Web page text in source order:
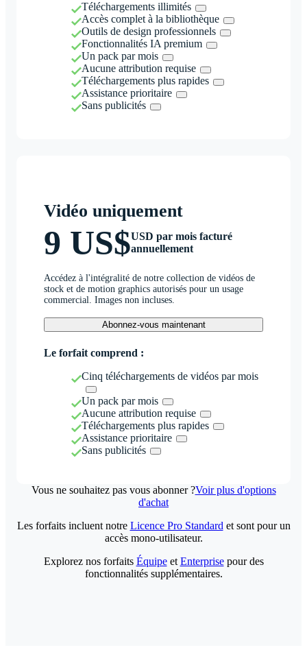
Téléchargements illimités
Accès complet à la bibliothèque
Outils de design professionnels
Fonctionnalités IA premium
Un pack par mois
Aucune attribution requise
Téléchargements plus rapides
Assistance prioritaire
Sans publicités
Vidéo uniquement
9 US$USD par mois facturé
annuellement
Accédez à l'intégralité de notre collection de vidéos de
stock et de motion graphics autorisés pour un usage
commercial. Images non incluses.
Abonnez-vous maintenant
Le forfait comprend :
Cinq téléchargements de vidéos par mois
Un pack par mois
Aucune attribution requise
Téléchargements plus rapides
Assistance prioritaire
Sans publicités
Vous ne souhaitez pas vous abonner ?Voir plus d'options
d'achat
Les forfaits incluent notre Licence Pro Standard et sont pour un
accès mono-utilisateur.
Explorez nos forfaits Équipeet Enterprisepour des
fonctionnalités supplémentaires.